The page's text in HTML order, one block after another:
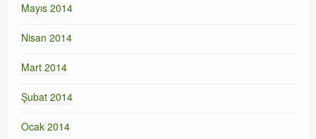
Mayıs 2014
Nisan 2014
Mart 2014
Şubat 2014
Ocak 2014